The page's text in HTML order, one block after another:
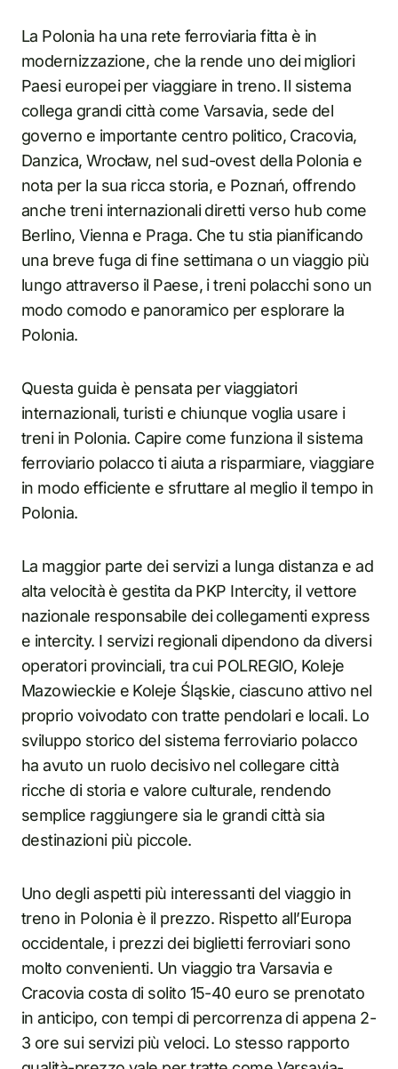
La Polonia ha una rete ferroviaria fitta è in
modernizzazione, che la rende uno dei migliori
Paesi europei per viaggiare in treno. Il sistema
collega grandi città come Varsavia, sede del
governo e importante centro politico, Cracovia,
Danzica, Wrocław, nel sud-ovest della Polonia e
nota per la sua ricca storia, e Poznań, offrendo
anche treni internazionali diretti verso hub come
Berlino, Vienna e Praga. Che tu stia pianificando
una breve fuga di fine settimana o un viaggio più
lungo attraverso il Paese, i treni polacchi sono un
modo comodo e panoramico per esplorare la
Polonia.
Questa guida è pensata per viaggiatori
internazionali, turisti e chiunque voglia usare i
treni in Polonia. Capire come funziona il sistema
ferroviario polacco ti aiuta a risparmiare, viaggiare
in modo efficiente e sfruttare al meglio il tempo in
Polonia.
La maggior parte dei servizi a lunga distanza e ad
alta velocità è gestita da PKP Intercity, il vettore
nazionale responsabile dei collegamenti express
e intercity. I servizi regionali dipendono da diversi
operatori provinciali, tra cui POLREGIO, Koleje
Mazowieckie e Koleje Śląskie, ciascuno attivo nel
proprio voivodato con tratte pendolari e locali. Lo
sviluppo storico del sistema ferroviario polacco
ha avuto un ruolo decisivo nel collegare città
ricche di storia e valore culturale, rendendo
semplice raggiungere sia le grandi città sia
destinazioni più piccole.
Uno degli aspetti più interessanti del viaggio in
treno in Polonia è il prezzo. Rispetto all’Europa
occidentale, i prezzi dei biglietti ferroviari sono
molto convenienti. Un viaggio tra Varsavia e
Cracovia costa di solito 15-40 euro se prenotato
in anticipo, con tempi di percorrenza di appena 2-
3 ore sui servizi più veloci. Lo stesso rapporto